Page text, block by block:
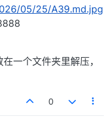
05/25/A39.md.jpg
一个文件夹里解压，
0